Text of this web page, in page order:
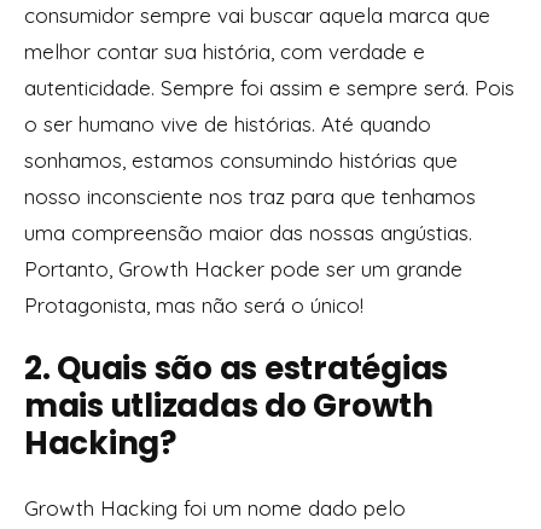
consumidor sempre vai buscar aquela marca que
melhor contar sua história, com verdade e
autenticidade. Sempre foi assim e sempre será. Pois
o ser humano vive de histórias. Até quando
sonhamos, estamos consumindo histórias que
nosso inconsciente nos traz para que tenhamos
uma compreensão maior das nossas angústias.
Portanto, Growth Hacker pode ser um grande
Protagonista, mas não será o único!
2. Quais são as estratégias
mais utlizadas do Growth
Hacking?
Growth Hacking foi um nome dado pelo